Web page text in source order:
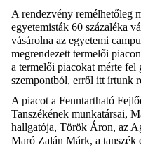
A rendezvény remélhetőleg
egyetemisták 60 százaléka
vásárolna az egyetemi
megrendezett termelői
a termelői piacokat mérte fel
szempontból, erről itt írtunk
A piacot a Fenntartható
Tanszékének munkatársai,
hallgatója, Török Áron, az
Maró Zalán Márk, a tanszék